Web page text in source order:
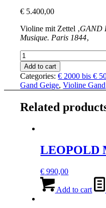
€ 5.400,00
Violine mit Zettel ‚GAND
Musique. Paris 1844‚
GAND
LUTHIER
1844
quantity
Add to cart
Categories:€ 2000 bis €
Gand Geige,Violine Gand
Related
LEOPOLD
€ 990,00
Add to cart